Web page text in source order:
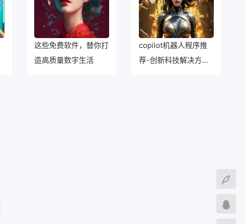
这些免费软件，替你打
造高质量数字生活
copilot机器人程序推
荐-创新科技解决方